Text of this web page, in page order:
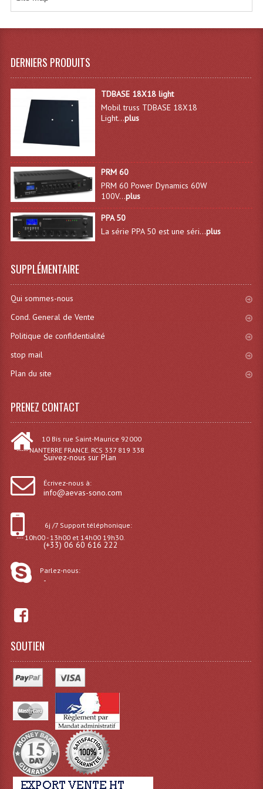
Microphones Scène Et Studio
Micro Sans Fil HF VHF 200MHZ
Micros De Studio
Multi-Effets, Reverbes Etc...
Peripheriques Traitements Et Accessoires
Portes Voix Mégaphones
Pupitre Pour Discours
Table Mixages Et Contrôleurs & Consoles
Consoles Amplifiées
Lumière
Changeurs De Couleurs
Effets LASERS
Effets Lumineux, Effets Disco
Electronique Commande Light
Blocs De Puissance
Chenillards Modulateurs
Consoles Éclairage DMX
DERNIERS PRODUITS
TDBASE 18X18 light
Mobil truss TDBASE 18X18
Light...plus
PRM 60
PRM 60 Power Dynamics 60W
100V...plus
PPA 50
La série PPA 50 est une séri...plus
SUPPLÉMENTAIRE
Qui sommes-nous
Cond. General de Vente
Politique de confidentialité
stop mail
Plan du site
PRENEZ CONTACT
10 Bis rue Saint-Maurice 92000
----- NANTERRE FRANCE. RCS 337 819 338
Suivez-nous sur Plan
Écrivez-nous à:
info@aevas-sono.com
6j /7 Support téléphonique:
--- 10h00 - 13h00 et 14h00 19h30.
(+33) 06 60 616 222
Parlez-nous:
-
SOUTIEN